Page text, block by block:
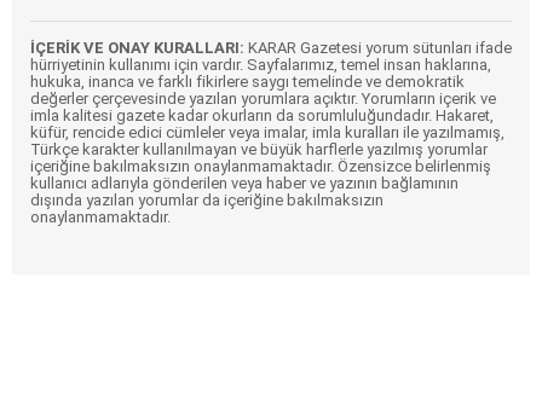
İÇERİK VE ONAY KURALLARI: KARAR Gazetesi yorum sütunları ifade
hürriyetinin kullanımı için vardır. Sayfalarımız, temel insan haklarına,
hukuka, inanca ve farklı fikirlere saygı temelinde ve demokratik
değerler çerçevesinde yazılan yorumlara açıktır. Yorumların içerik ve
imla kalitesi gazete kadar okurların da sorumluluğundadır. Hakaret,
küfür, rencide edici cümleler veya imalar, imla kuralları ile yazılmamış,
Türkçe karakter kullanılmayan ve büyük harflerle yazılmış yorumlar
içeriğine bakılmaksızın onaylanmamaktadır. Özensizce belirlenmiş
kullanıcı adlarıyla gönderilen veya haber ve yazının bağlamının
dışında yazılan yorumlar da içeriğine bakılmaksızın
onaylanmamaktadır.